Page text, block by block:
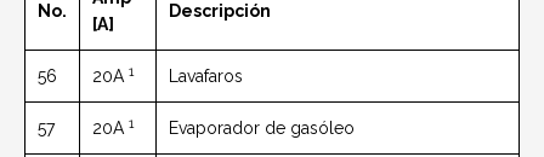
No.
[A]
Descripción
56 20A 1 Lavafaros
57 20A 1 Evaporador de gasóleo